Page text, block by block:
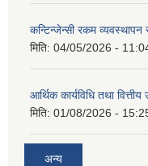
कन्टिन्जेन्सी रकम व्यवस्थापन
मिति: 04/05/2026 -
आर्थिक कार्यविधि तथा
मिति: 01/08/2026 -
अन्य